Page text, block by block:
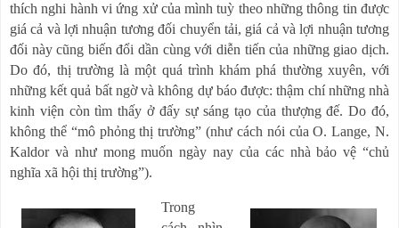
thích nghi hành vi ứng xử của mình tuỳ theo những thông tin được
giá cả và lợi nhuận tương đối chuyển tải, giá cả và lợi nhuận tương
đối này cũng biến đổi dần cùng với diễn tiến của những giao dịch.
Do đó, thị trường là một quá trình khám phá thường xuyên, với
những kết quả bất ngờ và không dự báo được: thậm chí những nhà
kinh viện còn tìm thấy ở đấy sự sáng tạo của thượng đế. Do đó,
không thể “mô phỏng thị trường” (như cách nói của O. Lange, N.
Kaldor và như mong muốn ngày nay của các nhà bảo vệ “chủ
nghĩa xã hội thị trường”).
Trong